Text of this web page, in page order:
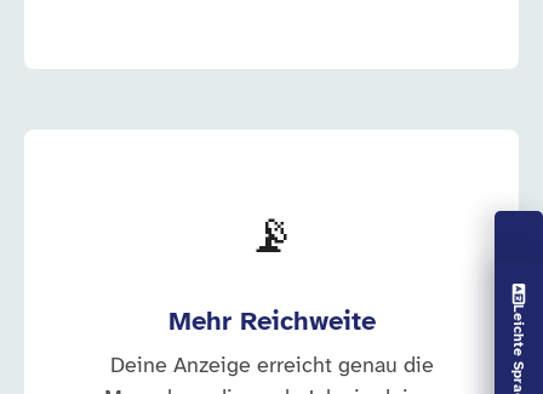
Vorlesen aus
📡
Mehr Reichweite
Deine Anzeige erreicht genau die